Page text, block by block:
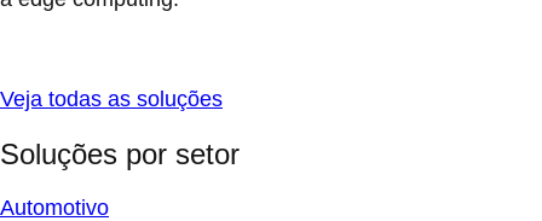
Veja todas as soluções
Soluções por setor
Automotivo